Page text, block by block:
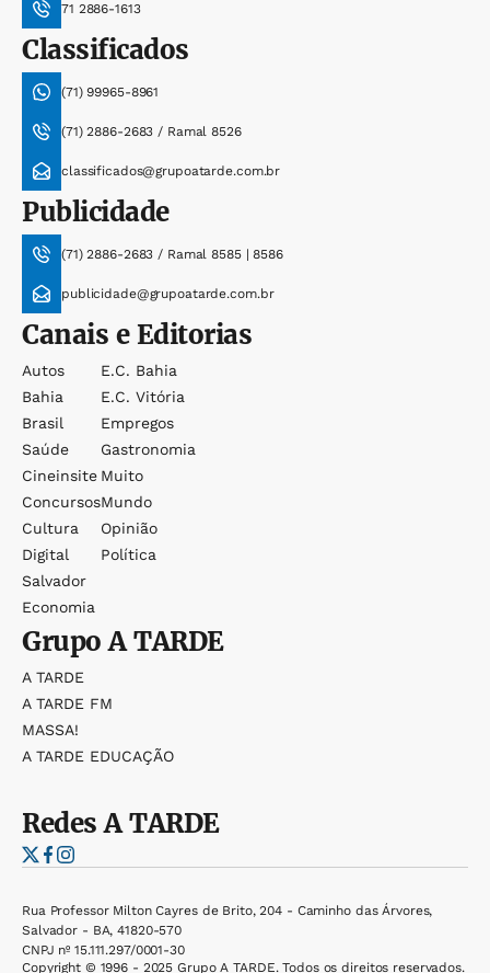
71 2886-1613
Classificados
(71) 99965-8961
(71) 2886-2683 / Ramal 8526
classificados@grupoatarde.com.br
Publicidade
(71) 2886-2683 / Ramal 8585 | 8586
publicidade@grupoatarde.com.br
Canais e Editorias
Autos
Bahia
Brasil
Saúde
Cineinsite
Concursos
Cultura
Digital
Salvador
Economia
E.c. Bahia
E.c. Vitória
Empregos
Gastronomia
Muito
Mundo
Opinião
Política
GrupoA TARDE
A TARDE
A TARDE FM
MASSA!
A TARDE EDUCAÇÃO
RedesA TARDE
Rua Professor Milton Cayres de Brito, 204 - Caminho das Árvores,
Salvador - BA, 41820-570
CNPJ nº 15.111.297/0001-30
Copyright © 1996 - 2025 Grupo A TARDE. Todos os direitos reservados.